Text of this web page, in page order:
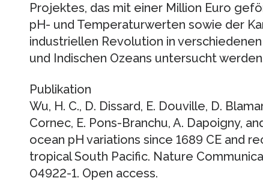
Projektes, das mit einer Million Euro
pH- und Temperaturwerten sowie der
industriellen Revolution in
und Indischen Ozeans untersucht
Publikation
Wu, H. C., D. Dissard, E. Douville, D.
Cornec, E. Pons-Branchu, A. Dapoigny,
ocean pH variations since 1689 CE and
tropical South Pacific. Nature
04922-1. Open access.